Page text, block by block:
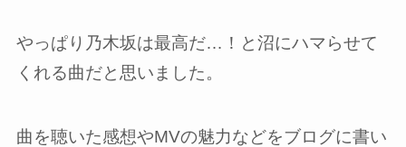
やっぱり乃木坂は最高だ…！と沼にハマらせて
くれる曲だと思いました。
曲を聴いた感想やMVの魅力などをブログに書い